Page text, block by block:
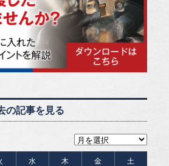
の記事を見る
水 木 金 土